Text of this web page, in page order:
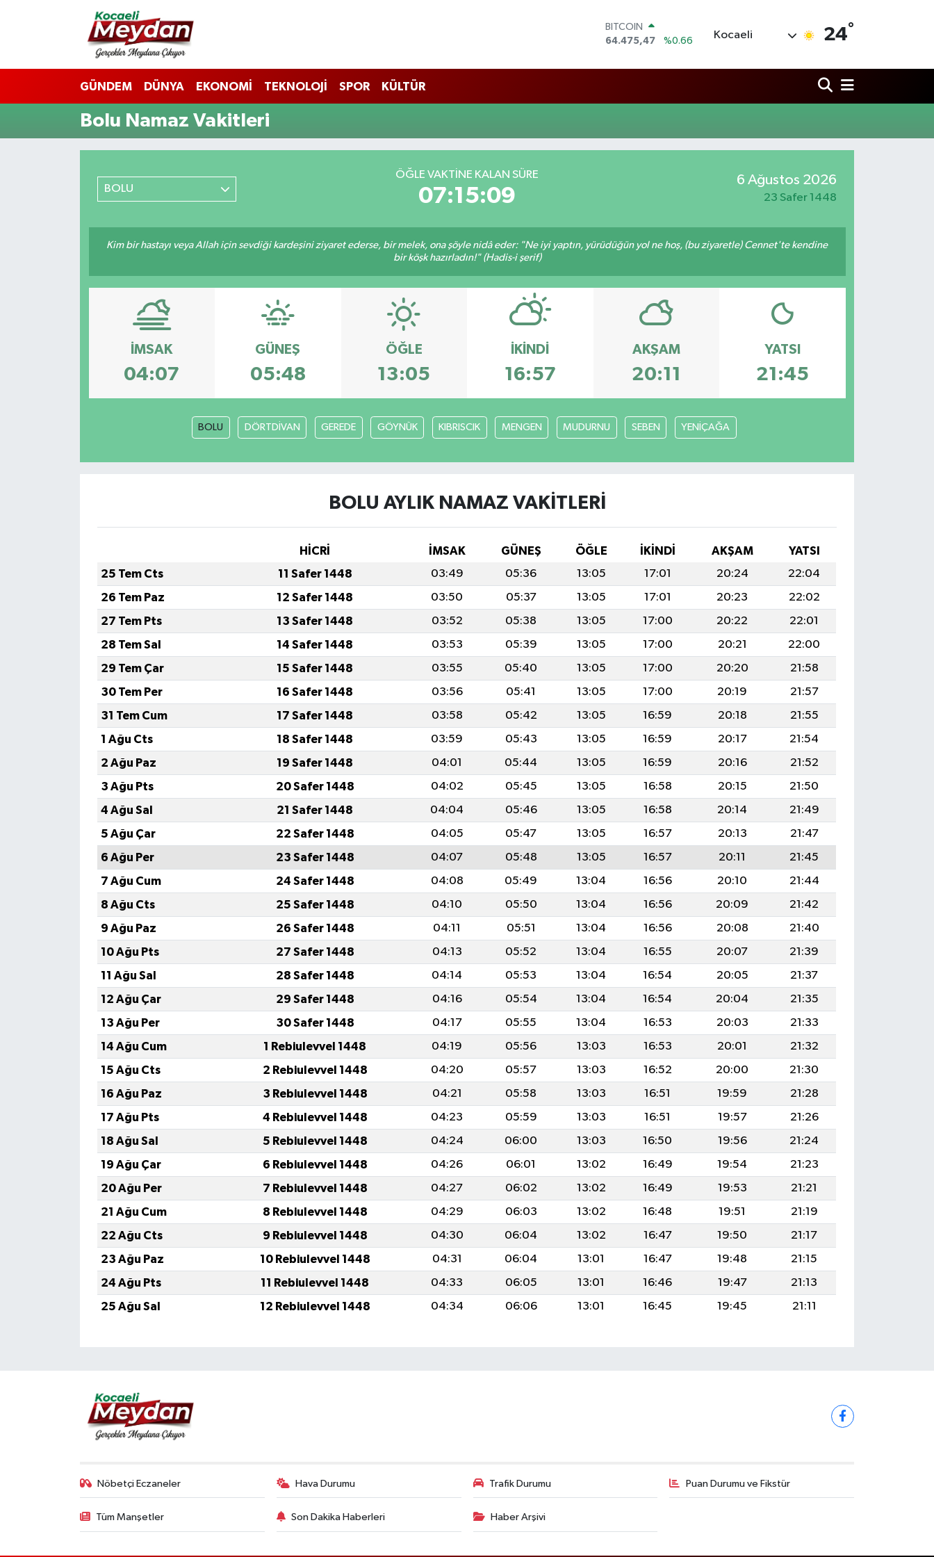
BITCOIN
64.475,47
%0.66
47,5971
%0.05
GRAM ALTIN
6527.85
%0.54
Kocaeli 24°
GÜNDEM DÜNYA EKONOMİ TEKNOLOJİ SPOR KÜLTÜR
Bolu Namaz Vakitleri
BOLU
ÖĞLE VAKTINE KALAN SÜRE
07:15:09
6 Ağustos 2026
23 Safer 1448
Kim bir hastayı veya Allah için sevdiği kardeşini ziyaret ederse, bir melek, ona şöyle nidâ eder: "Ne iyi yaptın, yürüdüğün yol ne hoş, (bu ziyaretle) Cennet'te kendine
bir köşk hazırladın!" (Hadis-i şerif)
İMSAK
04:07
GÜNEŞ
05:48
ÖĞLE
13:05
İKINDI
16:57
AKŞAM
20:11
YATSI
21:45
BOLU DÖRTDİVAN GEREDE GÖYNÜK KIBRISCIK MENGEN MUDURNU SEBEN YENİÇAĞA
BOLU AYLIK NAMAZ VAKITLERI
HİCRİ İMSAK GÜNEŞ ÖĞLE İKINDI AKŞAM
YATSI
25 Tem Cts
11 Safer 1448 03:49 05:36 13:05 17:01 20:24
22:04
26 Tem Paz
12 Safer 1448 03:50 05:37 13:05 17:01 20:23
22:02
27 Tem Pts
13 Safer 1448 03:52 05:38 13:05 17:00 20:22
22:01
28 Tem Sal
14 Safer 1448 03:53 05:39 13:05 17:00 20:21
22:00
29 Tem Çar
15 Safer 1448 03:55 05:40 13:05 17:00 20:20
21:58
30 Tem Per
16 Safer 1448 03:56 05:41 13:05 17:00 20:19
21:57
31 Tem Cum
17 Safer 1448 03:58 05:42 13:05 16:59 20:18
21:55
1 Ağu Cts
18 Safer 1448 03:59 05:43 13:05 16:59 20:17
21:54
2 Ağu Paz
19 Safer 1448 04:01 05:44 13:05 16:59 20:16
21:52
3 Ağu Pts
20 Safer 1448 04:02 05:45 13:05 16:58 20:15
21:50
4 Ağu Sal
21 Safer 1448 04:04 05:46 13:05 16:58 20:14
21:49
5 Ağu Çar
22 Safer 1448 04:05 05:47 13:05 16:57 20:13
21:47
6 Ağu Per
23 Safer 1448 04:07 05:48 13:05 16:57 20:11
21:45
7 Ağu Cum
24 Safer 1448 04:08 05:49 13:04 16:56 20:10
21:44
8 Ağu Cts
25 Safer 1448 04:10 05:50 13:04 16:56 20:09
21:42
9 Ağu Paz
26 Safer 1448 04:11 05:51 13:04 16:56 20:08
21:40
10 Ağu Pts
27 Safer 1448 04:13 05:52 13:04 16:55 20:07
21:39
11 Ağu Sal
28 Safer 1448 04:14 05:53 13:04 16:54 20:05
21:37
12 Ağu Çar
29 Safer 1448 04:16 05:54 13:04 16:54 20:04
21:35
13 Ağu Per
30 Safer 1448 04:17 05:55 13:04 16:53 20:03
21:33
14 Ağu Cum
1 Rebiulevvel 1448 04:19 05:56 13:03 16:53 20:01
21:32
15 Ağu Cts
2 Rebiulevvel 1448 04:20 05:57 13:03 16:52 20:00
21:30
16 Ağu Paz
3 Rebiulevvel 1448 04:21 05:58 13:03 16:51 19:59
21:28
17 Ağu Pts
4 Rebiulevvel 1448 04:23 05:59 13:03 16:51 19:57
21:26
18 Ağu Sal
5 Rebiulevvel 1448 04:24 06:00 13:03 16:50 19:56
21:24
19 Ağu Çar
6 Rebiulevvel 1448 04:26 06:01 13:02 16:49 19:54
21:23
20 Ağu Per
7 Rebiulevvel 1448 04:27 06:02 13:02 16:49 19:53
21:21
21 Ağu Cum
8 Rebiulevvel 1448 04:29 06:03 13:02 16:48 19:51
21:19
22 Ağu Cts
9 Rebiulevvel 1448 04:30 06:04 13:02 16:47 19:50
21:17
23 Ağu Paz
10 Rebiulevvel 1448 04:31 06:04 13:01 16:47 19:48
21:15
24 Ağu Pts
11 Rebiulevvel 1448 04:33 06:05 13:01 16:46 19:47
21:13
25 Ağu Sal
12 Rebiulevvel 1448 04:34 06:06 13:01 16:45 19:45 21:11
Nöbetçi Eczaneler Hava Durumu Trafik Durumu Puan Durumu ve Fikstür
Tüm Manşetler Son Dakika Haberleri Haber Arşivi
Nöbetçi Eczaneler
Hava Durumu
Trafik Durumu
Tüm Manşetler
Son Dakika Haberleri